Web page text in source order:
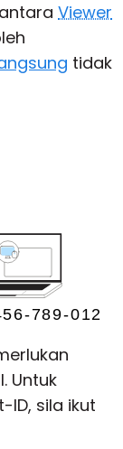
Viewer
tidak
Untuk
ID, sila ikut